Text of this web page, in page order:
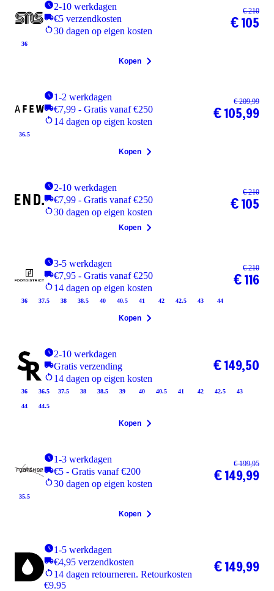
2-10 werkdagen
€5 verzendkosten
30 dagen op eigen kosten
36
€ 210
€ 105
Kopen
1-2 werkdagen
€7,99 - Gratis vanaf €250
14 dagen op eigen kosten
36.5
€ 209,99
€ 105,99
Kopen
2-10 werkdagen
€7,99 - Gratis vanaf €250
30 dagen op eigen kosten
€ 210
€ 105
Kopen
3-5 werkdagen
€7,95 - Gratis vanaf €250
14 dagen op eigen kosten
36 37.5 38 38.5 40 40.5 41 42 42.5 43 44
€ 210
€ 116
Kopen
2-10 werkdagen
Gratis verzending
14 dagen op eigen kosten
36 36.5 37.5 38 38.5 39 40 40.5 41 42 42.5 43
44 44.5
€ 149,50
Kopen
1-3 werkdagen
€5 - Gratis vanaf €200
30 dagen op eigen kosten
35.5
€ 199,95
€ 149,99
Kopen
1-5 werkdagen
€4,95 verzendkosten
14 dagen retourneren. Retourkosten
€9.95
€ 149,99